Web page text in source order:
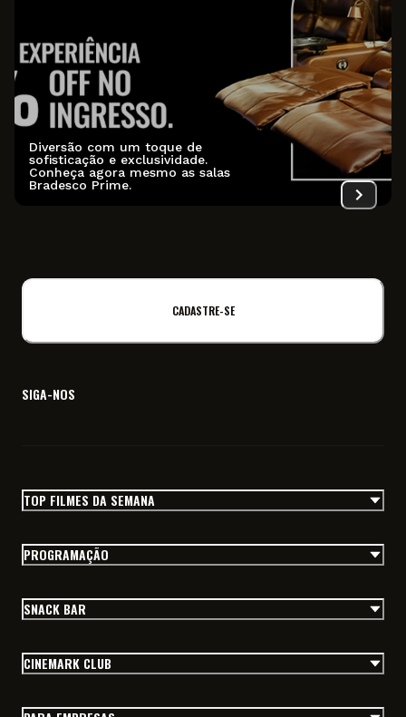
Diversão com um toque de
sofisticação e exclusividade.
Conheça agora mesmo as salas
Bradesco Prime.
CADASTRE-SE
SIGA-NOS
TOP FILMES DA SEMANA
PROGRAMAÇÃO
SNACK BAR
CINEMARK CLUB